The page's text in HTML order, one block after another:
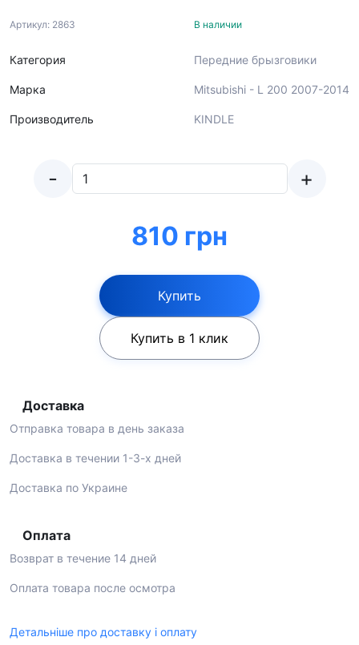
Артикул: 2863
Категория
Марка
Производитель
В наличии
Передние брызговики
Mitsubishi - L 200 2007-2014
KINDLE
- +
810 грн
Купить
Купить в 1 клик
Доставка
Отправка товара в день заказа
Доставка в течении 1-3-х дней
Доставка по Украине
Оплата
Возврат в течение 14 дней
Оплата товара после осмотра
Детальніше про доставку і оплату